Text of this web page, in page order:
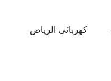
كهربائي الرياض